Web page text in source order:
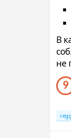
В
не
9